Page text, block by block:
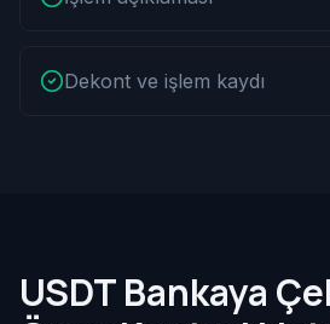
Dekont ve işlem kaydı
USDT Bankaya